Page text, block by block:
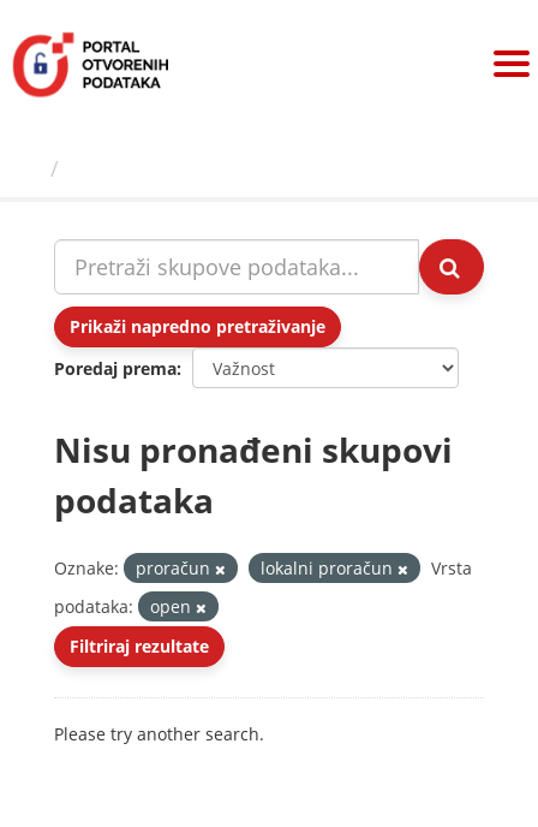
sadržaj
Prikaži napredno pretraživanje
Poredaj prema
Nisu pronađeni skupovi
podataka
Oznake: proračun lokalni proračun
Vrsta
podataka:
open
Filtriraj rezultate
Please try another search.